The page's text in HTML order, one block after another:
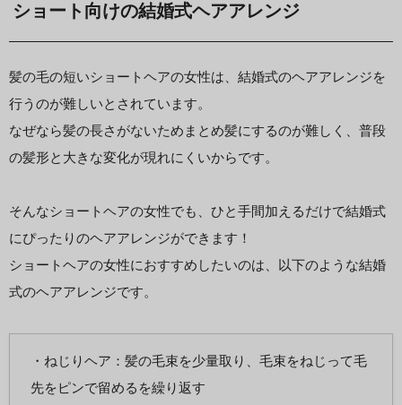
ショート向けの結婚式ヘアアレンジ
髪の毛の短いショートヘアの女性は、結婚式のヘアアレンジを
行うのが難しいとされています。
なぜなら髪の長さがないためまとめ髪にするのが難しく、普段
の髪形と大きな変化が現れにくいからです。
そんなショートヘアの女性でも、ひと手間加えるだけで結婚式
にぴったりのヘアアレンジができます！
ショートヘアの女性におすすめしたいのは、以下のような結婚
式のヘアアレンジです。
・ねじりヘア：髪の毛束を少量取り、毛束をねじって毛
先をピンで留めるを繰り返す